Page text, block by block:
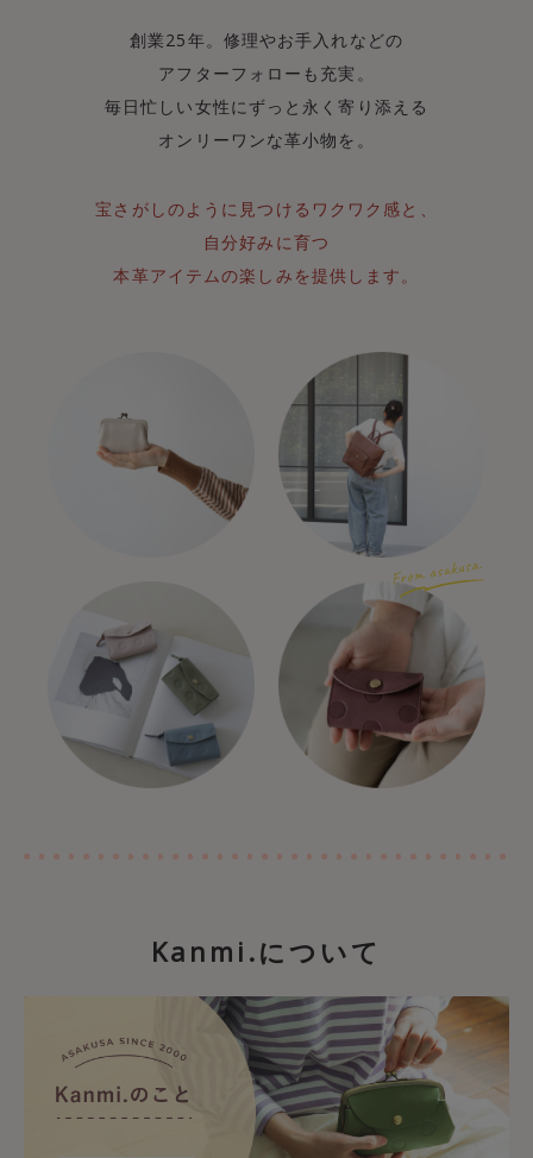
創業25年。修理やお手入れなどの
アフターフォローも充実。
毎日忙しい女性にずっと永く寄り添える
オンリーワンな革小物を。
宝さがしのように見つけるワクワク感と、
自分好みに育つ
本革アイテムの楽しみを提供します。
Kanmi.について